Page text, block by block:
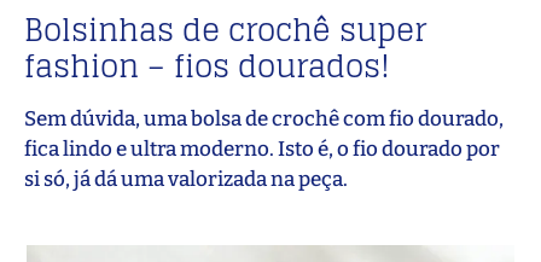
Bolsinhas de crochê super
fashion – fios dourados!
Sem dúvida, uma bolsa de crochê com fio dourado,
fica lindo e ultra moderno. Isto é, o fio dourado por
si só, já dá uma valorizada na peça.